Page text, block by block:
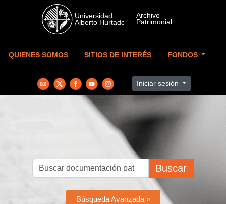
Skip to main content
QUIENES SOMOS SITIOS DE INTERÉS FONDOS
Iniciar sesión
Buscar
Búsqueda Avanzada »